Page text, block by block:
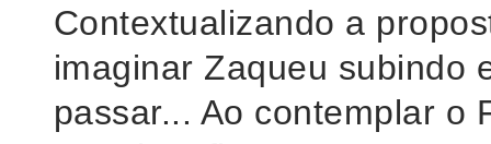
Contextualizando a
imaginar Zaqueu subindo
passar... Ao contemplar o